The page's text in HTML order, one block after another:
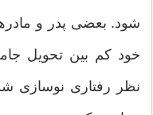
شود. بعضی پدر و
خود کم بین تحویل
نظر رفتاری نوسازی